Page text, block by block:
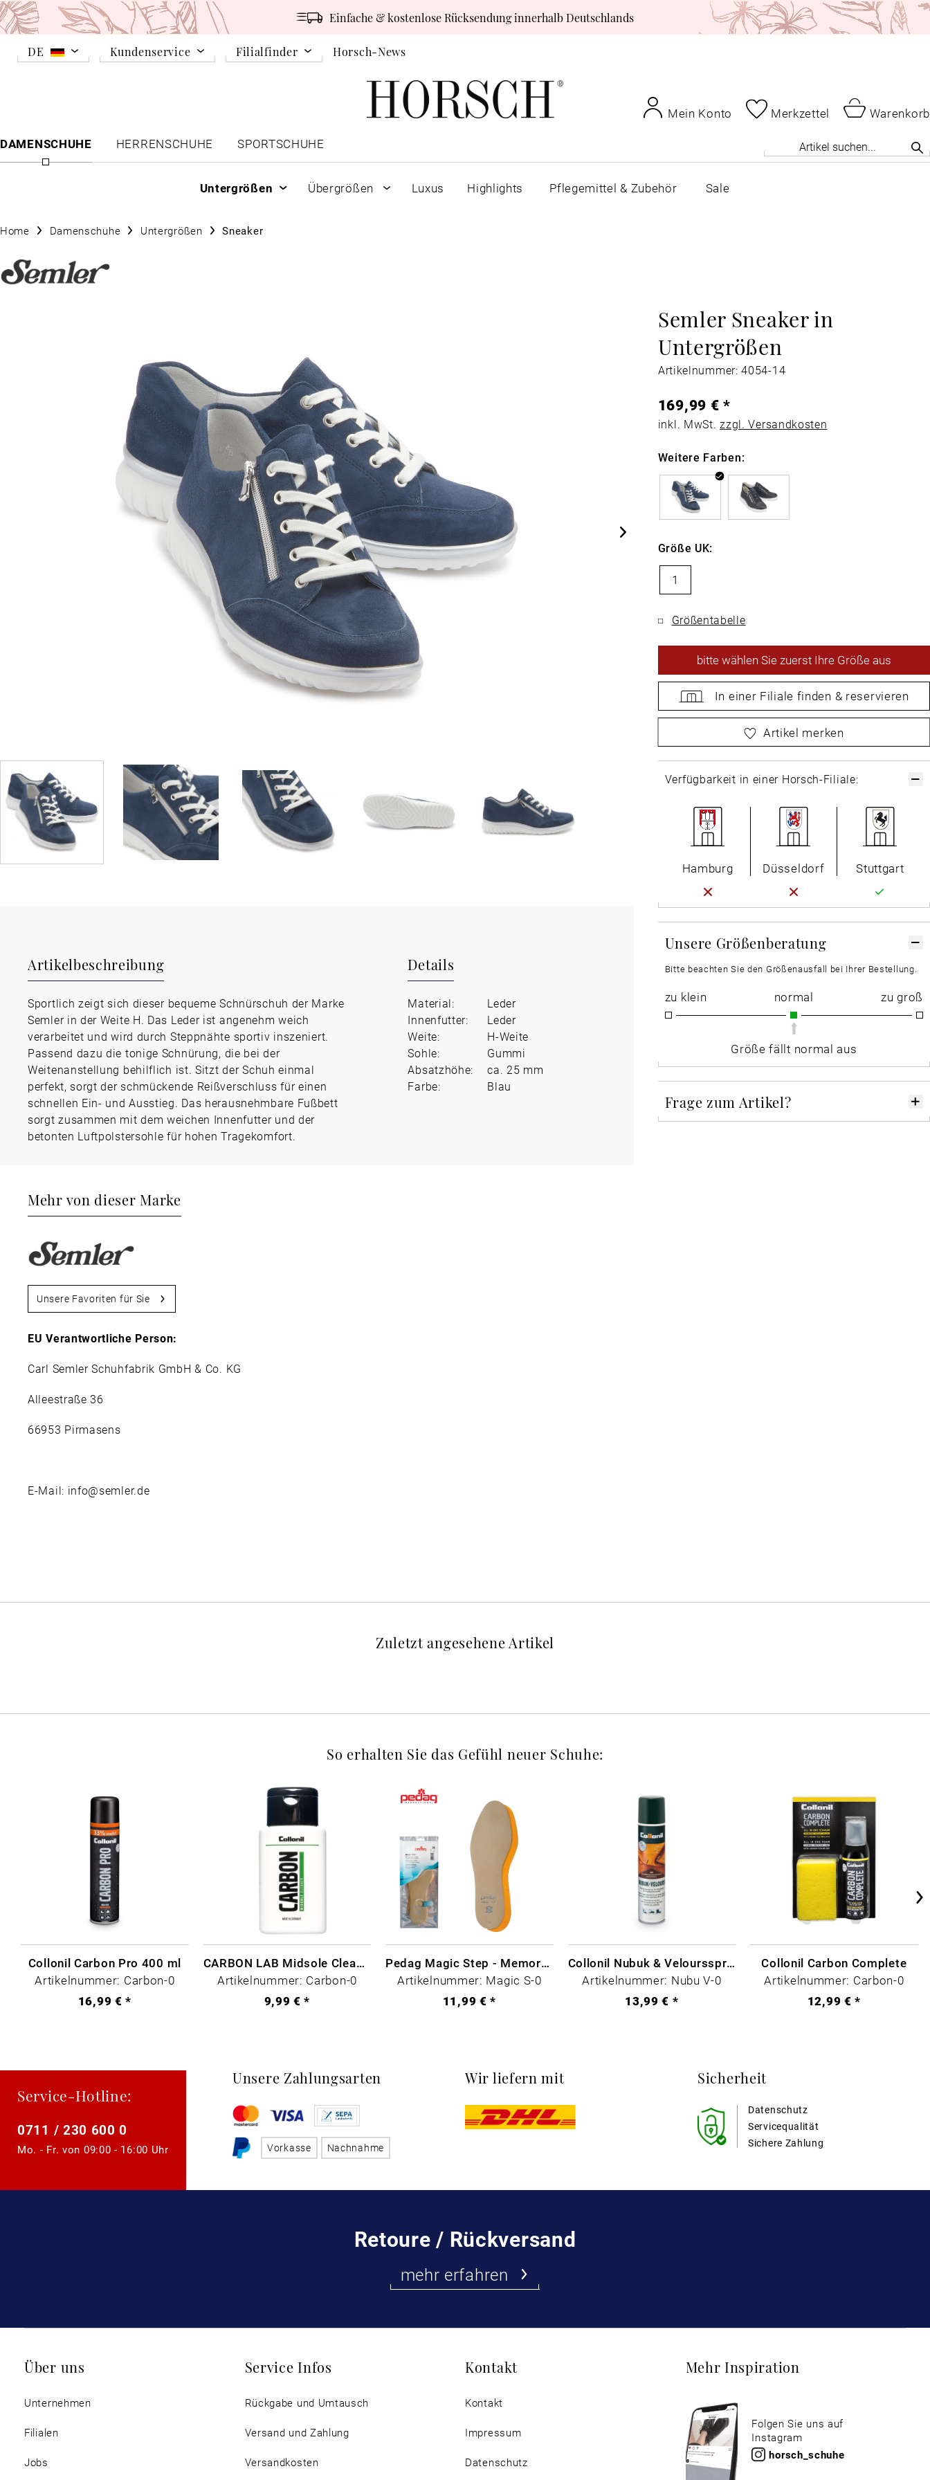
Einfache & kostenlose Rücksendung innerhalb Deutschlands
DE Kundenservice Filialfinder Horsch-News
Mein Konto Merkzettel
Warenkorb
DAMENSCHUHE
HERRENSCHUHE SPORTSCHUHE
Untergrößen Übergrößen Luxus Highlights Pflegemittel & Zubehör Sale
Home Damenschuhe Untergrößen Sneaker
Semler Sneaker in
Untergrößen
Artikelnummer: 4054-14
Artikelbeschreibung
Sportlich zeigt sich dieser bequeme Schnürschuh der Marke
Semler in der Weite H. Das Leder ist angenehm weich
verarbeitet und wird durch Steppnähte sportiv inszeniert.
Passend dazu die tonige Schnürung, die bei der
Weitenanstellung behilflich ist. Sitzt der Schuh einmal
perfekt, sorgt der schmückende Reißverschluss für einen
schnellen Ein- und Ausstieg. Das herausnehmbare Fußbett
sorgt zusammen mit dem weichen Innenfutter und der
betonten Luftpolstersohle für hohen Tragekomfort.
Details
Material:
Leder
Innenfutter:
Leder
Weite:
H-Weite
Sohle:
Gummi
Absatzhöhe:
ca. 25 mm
Farbe:
Blau
Mehr von dieser Marke
Unsere Favoriten für Sie
EU Verantwortliche Person:
Carl Semler Schuhfabrik GmbH & Co. KG
Alleestraße 36
66953 Pirmasens
E-Mail: info@semler.de
169,99 € *
inkl. MwSt.zzgl. Versandkosten
Weitere Farben:
Größe UK:
1
Größentabelle
bittewählen Sie zuerst Ihre Größe aus
In einer Filiale finden & reservieren
wählen Sie zuerst Ihre Größe aus
Artikel merken
Verfügbarkeit in einer Horsch-Filiale:
Hamburg Düsseldorf Stuttgart
Unsere Größenberatung
Bitte beachten Sie den Größenausfall bei Ihrer Bestellung.
zu klein normal zu groß
Größe fällt normal aus
Frage zum Artikel?
Zuletzt angesehene Artikel
So erhalten Sie das Gefühl neuer Schuhe:
Collonil Carbon Pro 400 ml
Artikelnummer: Carbon-0
16,99 € *
CARBON LAB Midsole Cleaner
Artikelnummer: Carbon-0
9,99 € *
Pedag Magic Step - Memory Schaum
Artikelnummer: Magic S-0
11,99 € *
Collonil Nubuk & Veloursspray Schwarz
Artikelnummer: Nubu V-0
13,99 € *
Collonil Carbon Complete
Artikelnummer: Carbon-0
12,99 € *
Retoure / Rückversand
mehr erfahren
Service-Hotline:
0711 / 230 600 0
Mo. - Fr. von 09:00 - 16:00 Uhr
Unsere Zahlungsarten
Vorkasse Nachnahme
Wir liefern mit Sicherheit
Datenschutz
Sichere Zahlung
Servicequalität
Über uns
Unternehmen
Filialen
Jobs
Service Infos
Rückgabe und Umtausch
Versand und Zahlung
Versandkosten
Kontakt
Kontakt
Impressum
Datenschutz
Mehr Inspiration
Folgen Sie uns auf
Instagram
horsch_schuhe